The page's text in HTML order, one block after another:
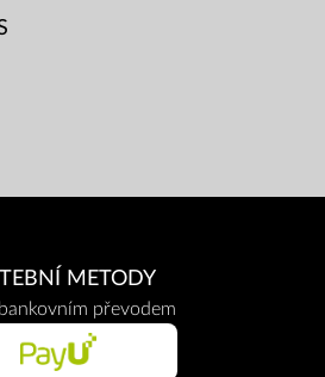
METODY
převodem